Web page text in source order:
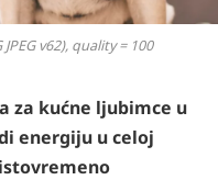
v62), quality = 100
za kućne ljubimce u
energiju u celoj